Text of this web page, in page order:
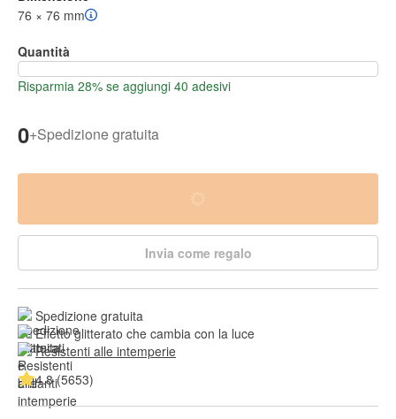
76 × 76 mm
Quantità
Risparmia 28% se aggiungi 40 adesivi
0+Spedizione gratuita
Invia come regalo
Spedizione gratuita
Effetto glitterato che cambia con la luce
Resistenti alle intemperie
4.8 (5653)